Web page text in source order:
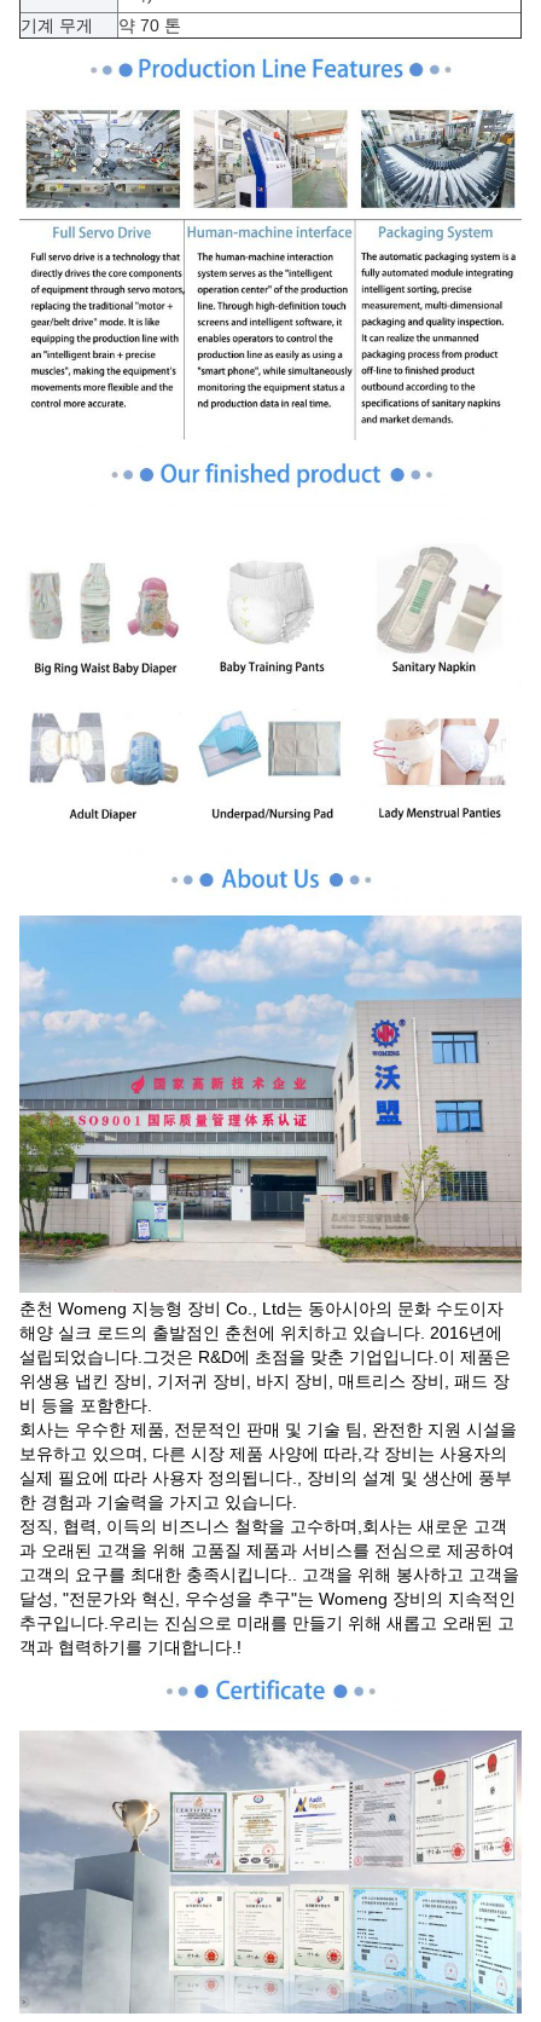
기계 무게
약 70 톤
춘천 Womeng 지능형 장비 Co., Ltd는 동아시아의 문화 수도이자
해양 실크 로드의 출발점인 춘천에 위치하고 있습니다. 2016년에
설립되었습니다.그것은 R&D에 초점을 맞춘 기업입니다.이 제품은
위생용 냅킨 장비, 기저귀 장비, 바지 장비, 매트리스 장비, 패드 장
비 등을 포함한다.
회사는 우수한 제품, 전문적인 판매 및 기술 팀, 완전한 지원 시설을
보유하고 있으며, 다른 시장 제품 사양에 따라,각 장비는 사용자의
실제 필요에 따라 사용자 정의됩니다., 장비의 설계 및 생산에 풍부
한 경험과 기술력을 가지고 있습니다.
정직, 협력, 이득의 비즈니스 철학을 고수하며,회사는 새로운 고객
과 오래된 고객을 위해 고품질 제품과 서비스를 전심으로 제공하여
고객의 요구를 최대한 충족시킵니다.. 고객을 위해 봉사하고 고객을
달성, "전문가와 혁신, 우수성을 추구"는 Womeng 장비의 지속적인
추구입니다.우리는 진심으로 미래를 만들기 위해 새롭고 오래된 고
객과 협력하기를 기대합니다.!